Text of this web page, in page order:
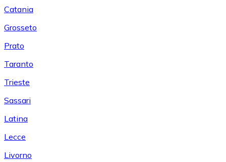
Catania
Grosseto
Prato
Taranto
Trieste
Sassari
Latina
Lecce
Livorno